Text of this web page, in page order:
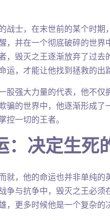
战士，在末世前的某个时
，并在一个彻底破碎的世
，毁灭之王逐渐放弃了过
运，才能让他找到拯救的出
股强大力量的代表，他不
骗的世界中，他逐渐形成
控一切的王者。
：决定生死
就，他的命运也并非单纯
争与抗争中，毁灭之王必
，更多时候他是一个复杂的